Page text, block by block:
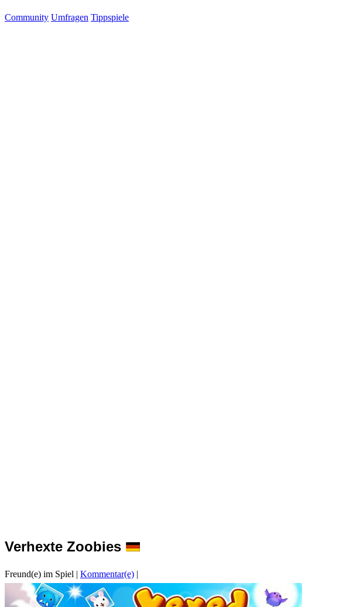
Community Umfragen Tippspiele
Verhexte Zoobies
Freund(e) im Spiel | Kommentar(e) |